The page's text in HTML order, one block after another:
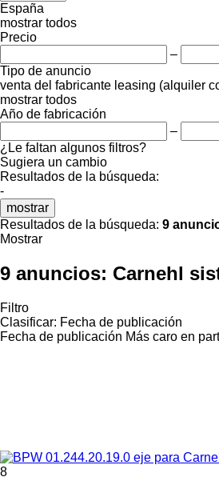
España
mostrar todos
Precio
–
Tipo de anuncio
venta del fabricante leasing (alquiler
mostrar todos
Año de fabricación
–
¿Le faltan algunos filtros?
Sugiera un cambio
Resultados de la búsqueda:
-
mostrar
Resultados de la búsqueda: 9
Mostrar
9 anuncios: Carnehl
Filtro
Clasificar: Fecha de publicación
Fecha de publicación Más caro en
8